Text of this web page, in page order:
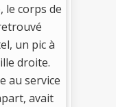
le corps de
un pic à
droite.
au service
avait